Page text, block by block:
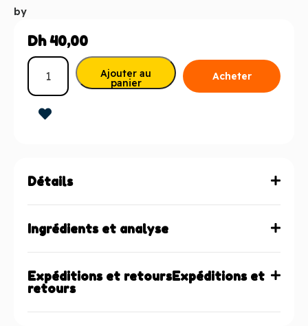
by
Dh40,00
Ajouter au
panier
Acheter
Détails
Ingrédients et analyse
Expéditions et retoursExpéditions et
retours